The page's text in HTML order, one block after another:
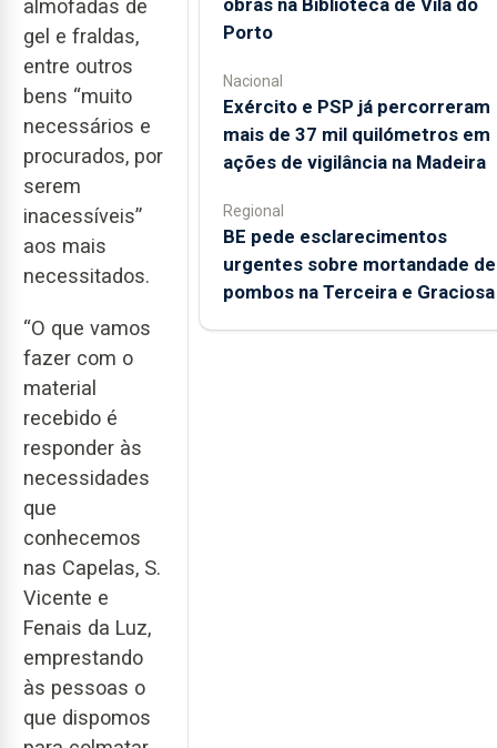
almofadas de
gel e fraldas,
entre outros
bens “muito
necessários e
procurados, por
serem
inacessíveis”
aos mais
necessitados.
“O que vamos
fazer com o
material
recebido é
responder às
necessidades
que
conhecemos
nas Capelas, S.
Vicente e
Fenais da Luz,
emprestando
às pessoas o
que dispomos
Porto
Nacional
Exército e PSP já percorreram
mais de 37 mil quilómetros em
ações de vigilância na Madeira
Regional
BE pede esclarecimentos
urgentes sobre mortandade de
pombos na Terceira e Graciosa